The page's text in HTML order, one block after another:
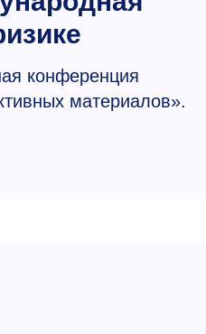
конференция
материалов».